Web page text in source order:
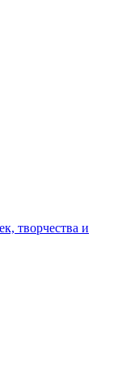
творчества и